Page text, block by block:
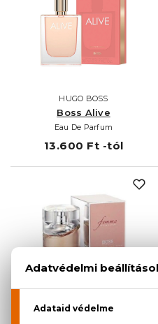
HUGO BOSS
Boss Alive
Eau De Parfum
13.600 Ft -tól
Boss Femme